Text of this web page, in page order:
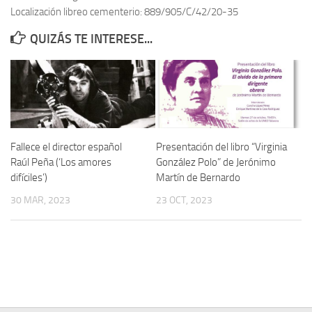
Memoria Histórica
Investigación previa de la represión en Talavera de la Reina (1937-
1947).
Informe Represión en Toledo 1936-1947 | Buscador
Informe de la fosa de abril de 1939 de Tembleque
Enciclopedia Republicana
Militantes históricos IR
Personajes republicanos
Localización libreo cementerio: 889/905/C/42/20-35
QUIZÁS TE INTERESE...
Fallece el director español
Raúl Peña (‘Los amores
difíciles’)
30 MAR, 2023
Presentación del libro “Virginia
González Polo” de Jerónimo
Martín de Bernardo
23 OCT, 2023